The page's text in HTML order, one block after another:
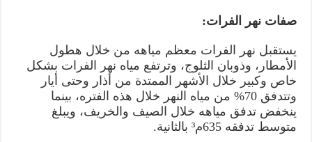
صفات نهر الفرات:
يستقبل نهر الفرات معظم مياهه من خلال هطول
الأمطار، وذوبان الثلوج، وترتفع مياه نهر الفرات بشكل
خاص وكبير خلال الأشهر الممتدة من أذار وحتى أيار
وتتدفق 70% من مياه النهر خلال هذه الفتره، بينما
ينخفض تدفق مياهه خلال الصيف والخريف، ويبلغ
متوسط تدفقه 635م³ بالثانية.